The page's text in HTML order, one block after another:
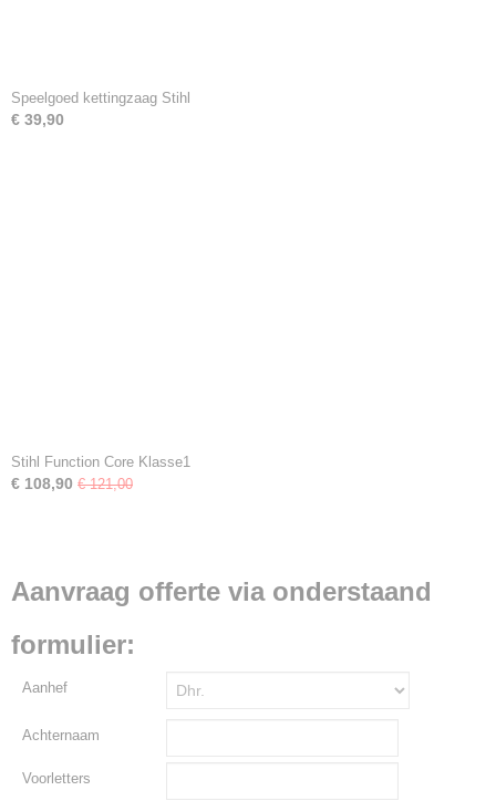
Speelgoed kettingzaag Stihl
€ 39,90
Stihl Function Core Klasse1
€ 108,90 € 121,00
Aanvraag offerte via onderstaand
formulier:
Aanhef
Achternaam
Voorletters